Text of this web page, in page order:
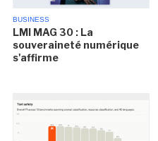
BUSINESS
LMI MAG 30 : La
souveraineté numérique
s'affirme